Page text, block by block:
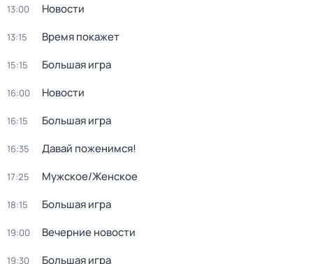
13:00 Новости
13:15 Время покажет
15:15 Большая игра
16:00 Новости
16:15 Большая игра
16:35 Давай поженимся!
17:25 Мужское/Женское
18:15 Большая игра
19:00 Вечерние новости
19:30 Большая игра